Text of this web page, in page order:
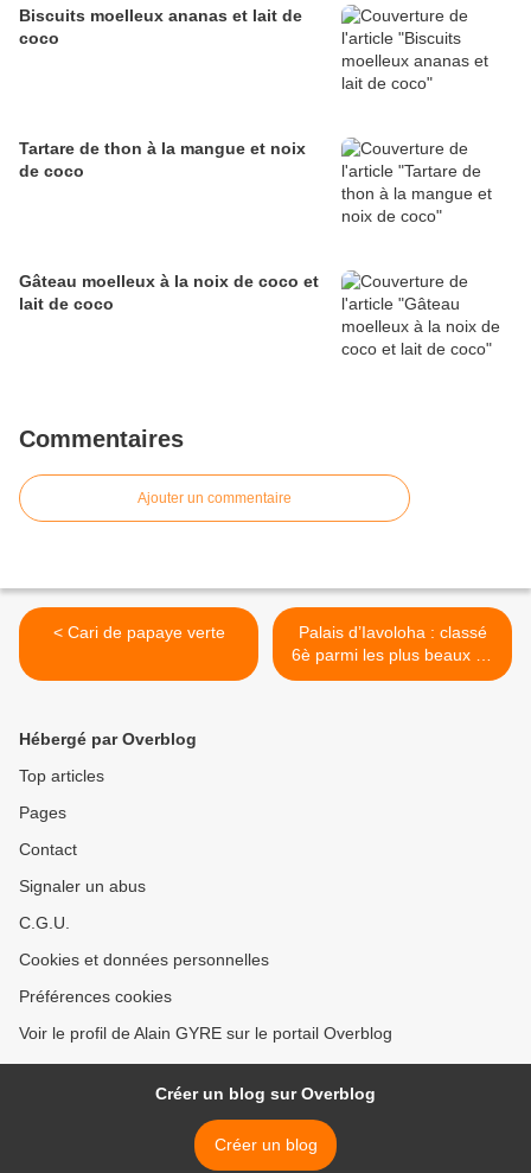
Biscuits moelleux ananas et lait de
coco
Tartare de thon à la mangue et noix
de coco
Gâteau moelleux à la noix de coco et
lait de coco
Commentaires
Ajouter un commentaire
< Cari de papaye verte
Palais d’Iavoloha : classé
6è parmi les plus beaux en
Afrique >
Hébergé par Overblog
Top articles
Pages
Contact
Signaler un abus
C.G.U.
Cookies et données personnelles
Préférences cookies
Voir le profil de Alain GYRE sur le portail Overblog
Créer un blog sur Overblog
Créer un blog